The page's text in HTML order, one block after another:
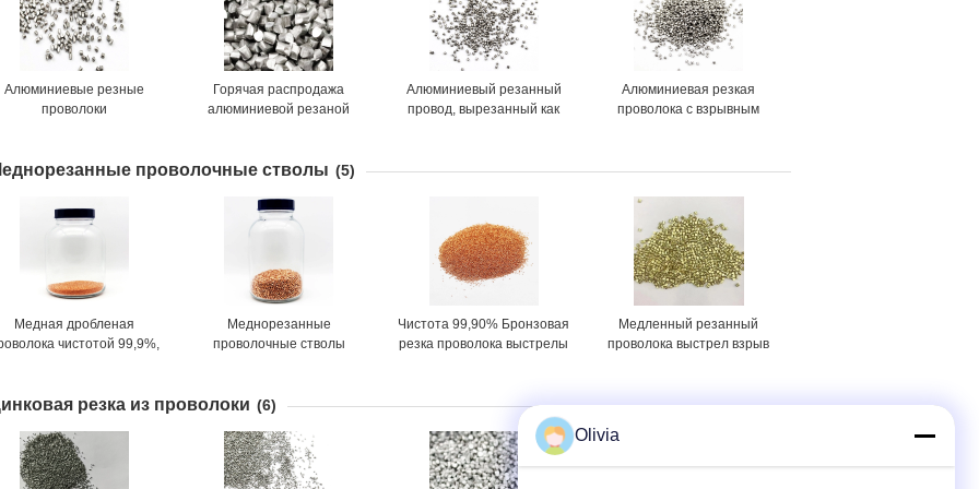
Алюминиевые резные
проволоки
Горячая распродажа
алюминиевой резаной
подготовки поверхности
Алюминиевый резанный
провод, вырезанный как
Алюминиевая резкая
проволока с взрывным
проволочные стволы (5)
Медная дробленая
чистотой 99,9%,
Меднорезанные
проволочные стволы
Чистота 99,90% Бронзовая
резка проволока выстрелы
Медленный резанный
проволока выстрел взрыв
резка из проволоки (6)
Olivia